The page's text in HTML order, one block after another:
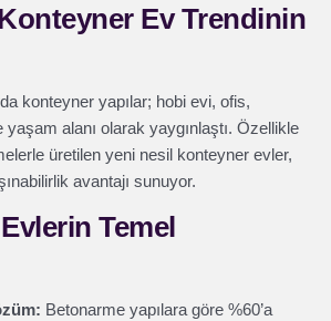
Ev Trendinin
konteyner yapılar; hobi evi, ofis,
alanı olarak yaygınlaştı. Özellikle
üretilen yeni nesil konteyner evler,
avantajı sunuyor.
Temel
Betonarme yapılara göre %60’a